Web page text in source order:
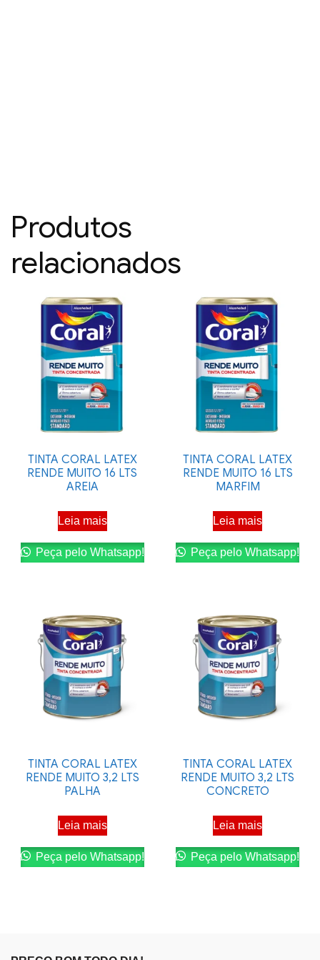
Produtos
relacionados
TINTA CORAL LATEX
RENDE MUITO 16 LTS
AREIA
Leia mais
Peça pelo Whatsapp!
TINTA CORAL LATEX
RENDE MUITO 16 LTS
MARFIM
Leia mais
Peça pelo Whatsapp!
TINTA CORAL LATEX
RENDE MUITO 3,2 LTS
PALHA
Leia mais
Peça pelo Whatsapp!
TINTA CORAL LATEX
RENDE MUITO 3,2 LTS
CONCRETO
Leia mais
Peça pelo Whatsapp!